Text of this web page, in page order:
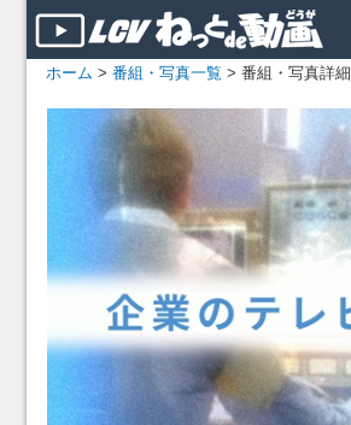
ホーム > 番組・写真一覧 > 番組・写真詳細